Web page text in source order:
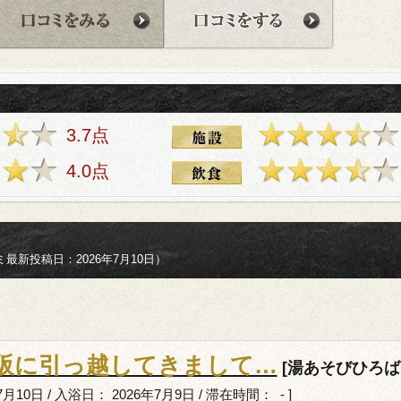
3.7点
4.0点
新投稿日：2026年7月10日）
に引っ越してきまして… [湯あそびひろ
10日 / 入浴日： 2026年7月9日 / 滞在時間： - ]